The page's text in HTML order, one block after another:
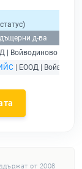
д-ва
| Войводиново |
| ЕООД |
от 2008